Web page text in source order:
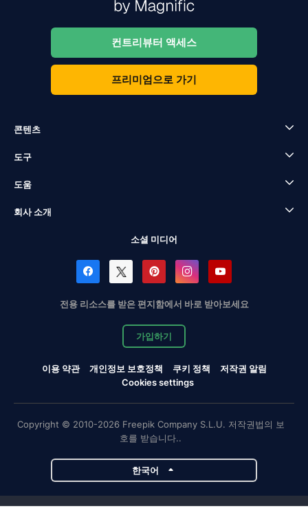
컨트리뷰터 액세스
프리미엄으로 가기
콘텐츠
도구
도움
회사 소개
소셜 미디어
전용 리소스를 받은 편지함에서 바로 받아보세요
가입하기
이용 약관 개인정보 보호정책 쿠키 정책
저작권 알림
Cookies settings
Copyright © 2010-2026 Freepik Company S.L.U. 저작권법의 보
호를 받습니다..
한국어